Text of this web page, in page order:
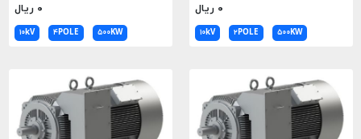
۰ ریال
۵۰۰KW ۲POLE ۱۰kV
۰ ریال
۵۰۰KW ۴POLE ۱۰kV